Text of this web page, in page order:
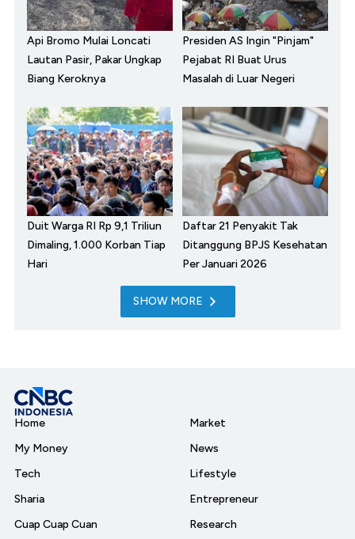
Api Bromo Mulai Loncati
Lautan Pasir, Pakar Ungkap
Biang Keroknya
Presiden AS Ingin "Pinjam"
Pejabat RI Buat Urus
Masalah di Luar Negeri
Duit Warga RI Rp 9,1 Triliun
Dimaling, 1.000 Korban Tiap
Hari
Daftar 21 Penyakit Tak
Ditanggung BPJS Kesehatan
Per Januari 2026
SHOW MORE
Home
My Money
Tech
Sharia
Cuap Cuap Cuan
Market
News
Lifestyle
Entrepreneur
Research